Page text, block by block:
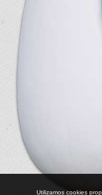
Utilizamos cookies